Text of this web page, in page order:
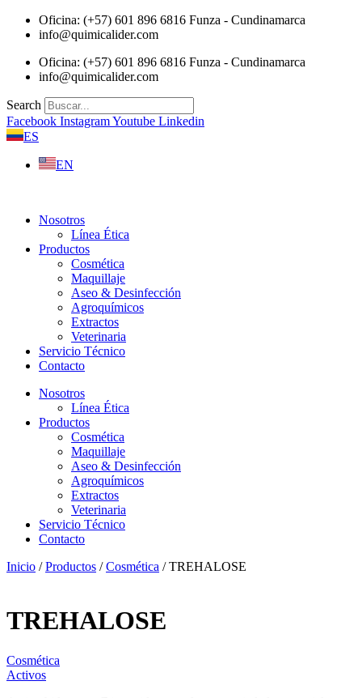
Saltar
Oficina: (+57) 601 896 6816 Funza - Cundinamarca
info@quimicalider.com
Oficina: (+57) 601 896 6816 Funza - Cundinamarca
info@quimicalider.com
Search
Facebook InstagramYoutube Linkedin
ES
EN
Nosotros
Línea Ética
Productos
Cosmética
Maquillaje
Aseo & Desinfección
Agroquímicos
Extractos
Veterinaria
Servicio Técnico
Contacto
Nosotros
Línea Ética
Productos
Cosmética
Maquillaje
Aseo & Desinfección
Agroquímicos
Extractos
Veterinaria
Servicio Técnico
Contacto
Inicio /Productos /Cosmética / TREHALOSE
TREHALOSE
Cosmética
Activos